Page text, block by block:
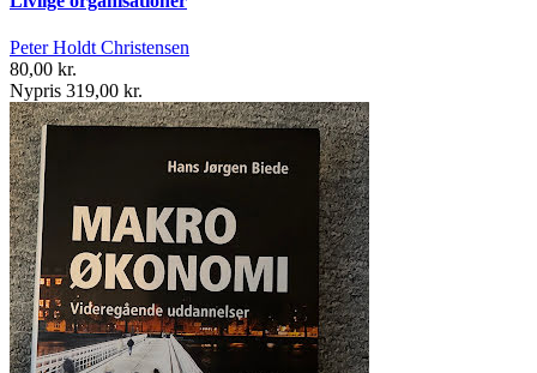
Peter Holdt Christensen
80,00 kr.
Nypris 319,00 kr.